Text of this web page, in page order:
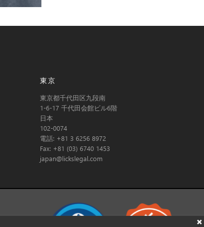
東京
東京都千代田区九段南
1-6-17 千代田会館ビル6階
日本
102-0074
電話: +81 3 6256 8972
Fax: +81 (03) 6740 1453
japan@lickslegal.com